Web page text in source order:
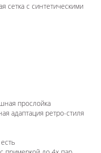
сетка с синтетическими
прослойка
адаптация ретро-стиля